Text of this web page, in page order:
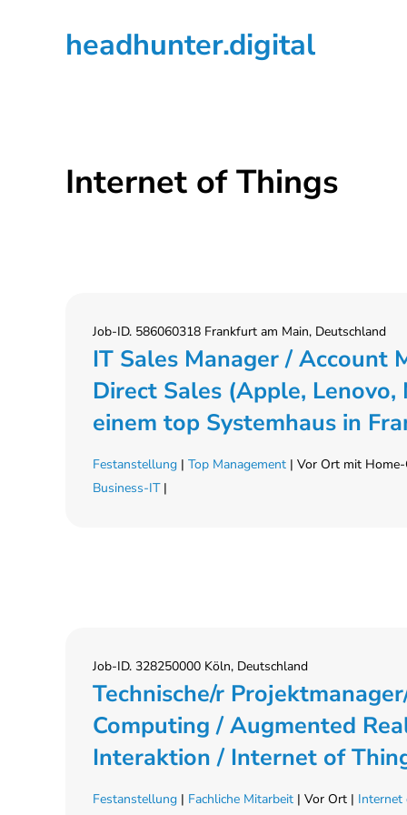
Hauptnavigation
Seitenspalteheadhunter.digital
Internet of Things
Job-ID. 586060318 Frankfurt am Main, Deutschland
IT Sales Manager / Account
Direct Sales (Apple,
einem top Systemhaus in
Festanstellung | Top Management | Vor Ort mit
Business-IT|
Job-ID. 328250000 Köln, Deutschland
Technische/r
Computing / Augmented
Interaktion / Internet of
Festanstellung | Fachliche Mitarbeit | Vor Ort | Internet